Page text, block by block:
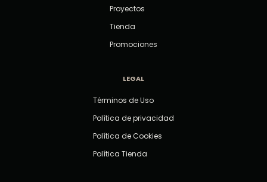
Proyectos
Tienda
Promociones
LEGAL
Términos de Uso
Política de privacidad
Política de Cookies
Política Tienda